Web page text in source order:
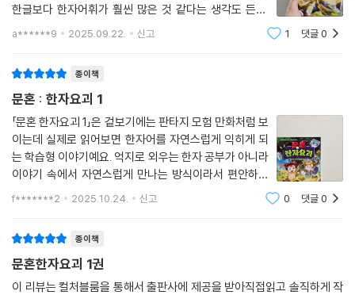
한글보다 한자어휘가 훨씬 많은 것 같다는 생각도 든다.
필자의 자녀 9살 보물이도 학교 아침 시간 한자를 배운다
a******9 2025.09.22. 신고 1 댓글0
종이책
문혼 : 한자요괴 1
「문혼 한자요괴 1」은 겉보기에는 판타지 모험 만화처럼 보
이는데 실제로 읽어보면 한자어를 자연스럽게 익히게 되
는 학습형 이야기예요. 억지로 외우는 한자 공부가 아니라
이야기 속에서 자연스럽게 만나는 방식이라서 편안하게
읽히는 점이 특징이었어요. 특히 한자어가 일상 안에서 얼
f*******2 2025.10.24. 신고 0 댓글0
종이책
문혼한자요괴 1권
이 리뷰는 컬처블룸을 통해서 출판사에 제공을 받아직접읽고 솔직하게 작